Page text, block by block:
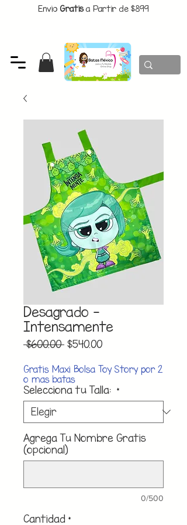
Envio Gratisa Partir de $899
Desagrado -
Intensamente
$600.00 Precio
$540.00Precio
oferta
Gratis Maxi Bolsa Toy Story por 2
o mas batas
Selecciona tu Talla: *
Agrega Tu Nombre Gratis
(opcional)
0/500
Cantidad *